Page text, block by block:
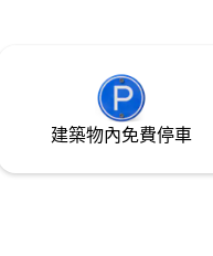
建築物內免費停車